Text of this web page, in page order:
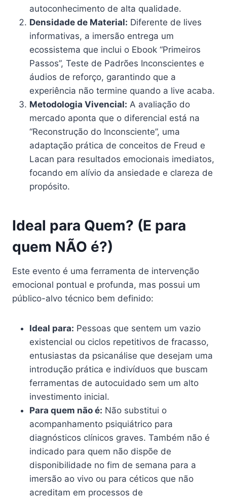
autoconhecimento de alta qualidade.
Densidade de Material: Diferente de lives
informativas, a imersão entrega um
ecossistema que inclui o Ebook “Primeiros
Passos”, Teste de Padrões Inconscientes e
áudios de reforço, garantindo que a
experiência não termine quando a live acaba.
Metodologia Vivencial: A avaliação do
mercado aponta que o diferencial está na
“Reconstrução do Inconsciente”, uma
adaptação prática de conceitos de Freud e
Lacan para resultados emocionais imediatos,
focando em alívio da ansiedade e clareza de
propósito.
Ideal para Quem? (E para
quem NÃO é?)
Este evento é uma ferramenta de intervenção
emocional pontual e profunda, mas possui um
público-alvo técnico bem definido:
Ideal para: Pessoas que sentem um vazio
existencial ou ciclos repetitivos de fracasso,
entusiastas da psicanálise que desejam uma
introdução prática e indivíduos que buscam
ferramentas de autocuidado sem um alto
investimento inicial.
Para quem não é: Não substitui o
acompanhamento psiquiátrico para
diagnósticos clínicos graves. Também não é
indicado para quem não dispõe de
disponibilidade no fim de semana para a
imersão ao vivo ou para céticos que não
acreditam em processos de